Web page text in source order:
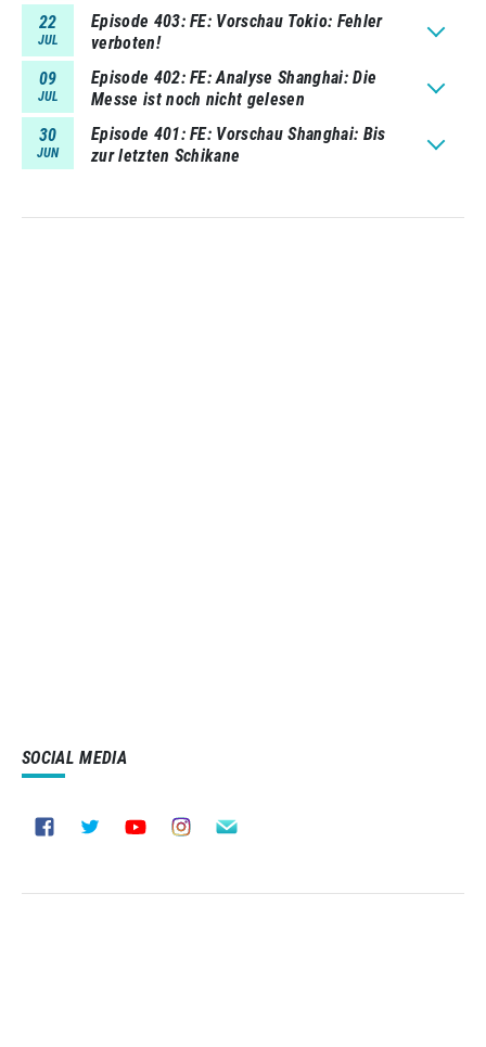
22
JUL
Episode 403 FE: Vorschau Tokio: Fehler
verboten!
09
JUL
Episode 402 FE: Analyse Shanghai: Die
Messe ist noch nicht gelesen
30
JUN
Episode 401 FE: Vorschau Shanghai: Bis
zur letzten Schikane
SOCIAL MEDIA